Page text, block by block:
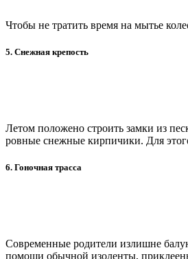
Чтобы не тратить время на мытье
5. Снежная крепость
Летом положено строить замки из
ровные снежные кирпичики. Для
6. Гоночная трасса
Современные родители излишне
помощи обычной изоленты,